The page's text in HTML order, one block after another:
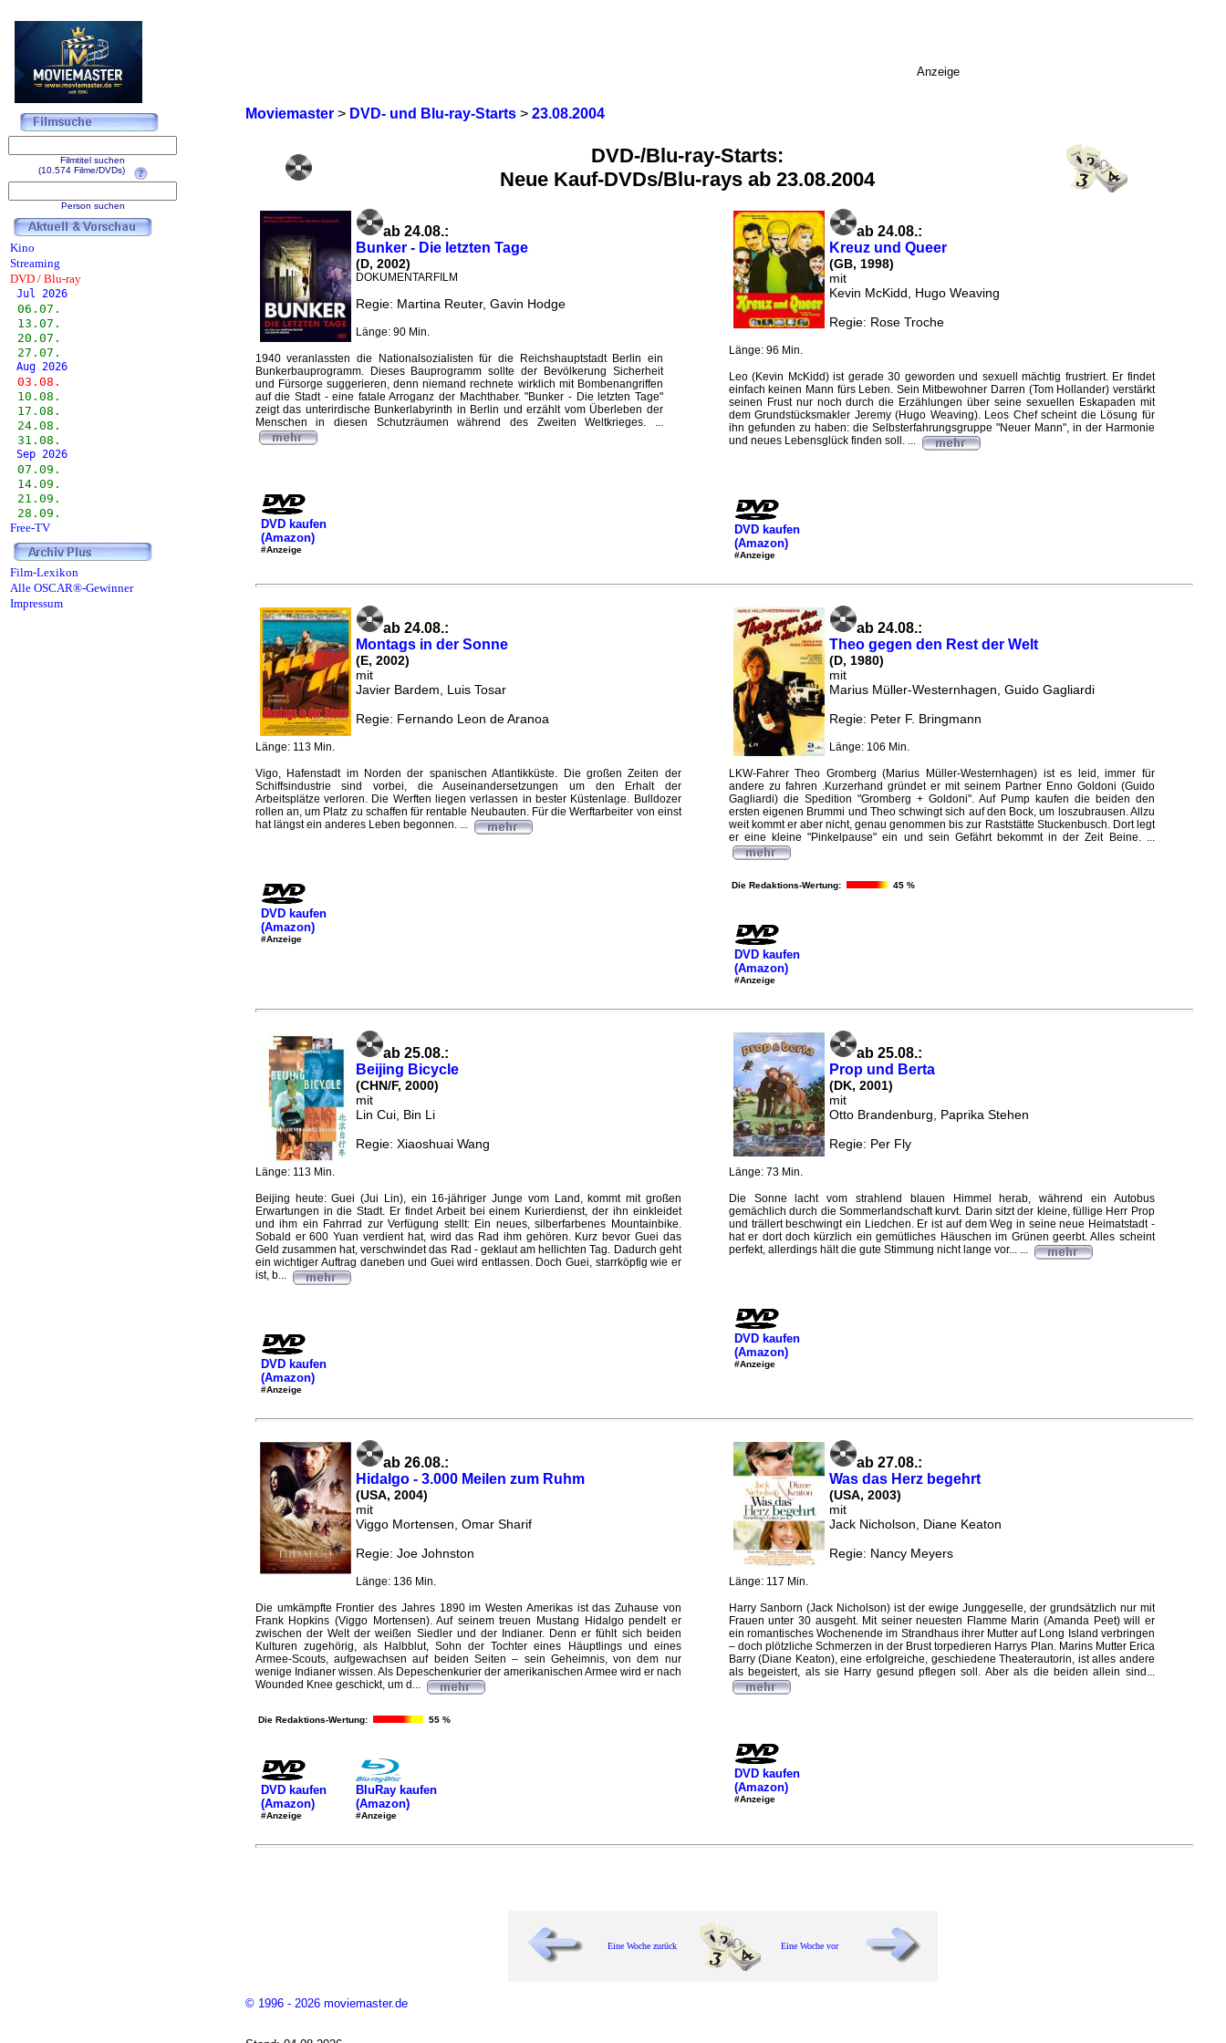
Moviemaster> DVD- und Blu-ray-Starts> 23.08.2004
DVD-/Blu-ray-Starts:
Neue Kauf-DVDs/Blu-rays ab 23.08.2004
ab 24.08.:
Bunker - Die letzten Tage
(D, 2002)
DOKUMENTARFILM
Regie: Martina Reuter, Gavin Hodge
Länge: 90 Min.
1940 veranlassten die Nationalsozialisten für die Reichshauptstadt Berlin ein
Bunkerbauprogramm. Dieses Bauprogramm sollte der Bevölkerung Sicherheit
und Fürsorge suggerieren, denn niemand rechnete wirklich mit Bombenangriffen
auf die Stadt - eine fatale Arroganz der Machthaber. "Bunker - Die letzten Tage"
zeigt das unterirdische Bunkerlabyrinth in Berlin und erzählt vom Überleben der
Menschen in diesen Schutzräumen während des Zweiten Weltkrieges. ...
DVD kaufen
(Amazon)
#Anzeige
ab 24.08.:
Kreuz und Queer
(GB, 1998)
mit
Kevin McKidd, Hugo Weaving
Regie: Rose Troche
Länge: 96 Min.
Leo (Kevin McKidd) ist gerade 30 geworden und sexuell mächtig frustriert. Er findet
einfach keinen Mann fürs Leben. Sein Mitbewohner Darren (Tom Hollander) verstärkt
seinen Frust nur noch durch die Erzählungen über seine sexuellen Eskapaden mit
dem Grundstücksmakler Jeremy (Hugo Weaving). Leos Chef scheint die Lösung für
ihn gefunden zu haben: die Selbsterfahrungsgruppe "Neuer Mann", in der Harmonie
und neues Lebensglück finden soll. ...
DVD kaufen
(Amazon)
#Anzeige
ab 24.08.:
Montags in der Sonne
(E, 2002)
mit
Javier Bardem, Luis Tosar
Regie: Fernando Leon de Aranoa
Länge: 113 Min.
Vigo, Hafenstadt im Norden der spanischen Atlantikküste. Die großen Zeiten der
Schiffsindustrie sind vorbei, die Auseinandersetzungen um den Erhalt der
Arbeitsplätze verloren. Die Werften liegen verlassen in bester Küstenlage. Bulldozer
rollen an, um Platz zu schaffen für rentable Neubauten. Für die Werftarbeiter von einst
hat längst ein anderes Leben begonnen. ...
DVD kaufen
(Amazon)
#Anzeige
ab 24.08.:
Theo gegen den Rest der Welt
(D, 1980)
mit
Marius Müller-Westernhagen, Guido Gagliardi
Regie: Peter F. Bringmann
Länge: 106 Min.
LKW-Fahrer Theo Gromberg (Marius Müller-Westernhagen) ist es leid, immer für
andere zu fahren .Kurzerhand gründet er mit seinem Partner Enno Goldoni (Guido
Gagliardi) die Spedition "Gromberg + Goldoni". Auf Pump kaufen die beiden den
ersten eigenen Brummi und Theo schwingt sich auf den Bock, um loszubrausen. Allzu
weit kommt er aber nicht, genau genommen bis zur Raststätte Stuckenbusch. Dort legt
er eine kleine "Pinkelpause" ein und sein Gefährt bekommt in der Zeit Beine. ...
Die Redaktions-Wertung: 45 %
DVD kaufen
(Amazon)
#Anzeige
ab 25.08.:
Beijing Bicycle
(CHN/F, 2000)
mit
Lin Cui, Bin Li
Regie: Xiaoshuai Wang
Länge: 113 Min.
Beijing heute: Guei (Jui Lin), ein 16-jähriger Junge vom Land, kommt mit großen
Erwartungen in die Stadt. Er findet Arbeit bei einem Kurierdienst, der ihn einkleidet
und ihm ein Fahrrad zur Verfügung stellt: Ein neues, silberfarbenes Mountainbike.
Sobald er 600 Yuan verdient hat, wird das Rad ihm gehören. Kurz bevor Guei das
Geld zusammen hat, verschwindet das Rad - geklaut am hellichten Tag. Dadurch geht
ein wichtiger Auftrag daneben und Guei wird entlassen. Doch Guei, starrköpfig wie er
ist, b...
DVD kaufen
(Amazon)
#Anzeige
ab 25.08.:
Prop und Berta
(DK, 2001)
mit
Otto Brandenburg, Paprika Stehen
Regie: Per Fly
Länge: 73 Min.
Die Sonne lacht vom strahlend blauen Himmel herab, während ein Autobus
gemächlich durch die Sommerlandschaft kurvt. Darin sitzt der kleine, füllige Herr Prop
und trällert beschwingt ein Liedchen. Er ist auf dem Weg in seine neue Heimatstadt -
hat er dort doch kürzlich ein gemütliches Häuschen im Grünen geerbt. Alles scheint
perfekt, allerdings hält die gute Stimmung nicht lange vor... ...
DVD kaufen
(Amazon)
#Anzeige
ab 26.08.:
Hidalgo - 3.000 Meilen zum Ruhm
(USA, 2004)
mit
Viggo Mortensen, Omar Sharif
Regie: Joe Johnston
Länge: 136 Min.
Die umkämpfte Frontier des Jahres 1890 im Westen Amerikas ist das Zuhause von
Frank Hopkins (Viggo Mortensen). Auf seinem treuen Mustang Hidalgo pendelt er
zwischen der Welt der weißen Siedler und der Indianer. Denn er fühlt sich beiden
Kulturen zugehörig, als Halbblut, Sohn der Tochter eines Häuptlings und eines
Armee-Scouts, aufgewachsen auf beiden Seiten – sein Geheimnis, von dem nur
wenige Indianer wissen. Als Depeschenkurier der amerikanischen Armee wird er nach
Wounded Knee geschickt, um d...
Die Redaktions-Wertung: 55 %
DVD kaufen
(Amazon)
#Anzeige
BluRay kaufen
(Amazon)
#Anzeige
ab 27.08.:
Was das Herz begehrt
(USA, 2003)
mit
Jack Nicholson, Diane Keaton
Regie: Nancy Meyers
Länge: 117 Min.
Harry Sanborn (Jack Nicholson) ist der ewige Junggeselle, der grundsätzlich nur mit
Frauen unter 30 ausgeht. Mit seiner neuesten Flamme Marin (Amanda Peet) will er
ein romantisches Wochenende im Strandhaus ihrer Mutter auf Long Island verbringen
– doch plötzliche Schmerzen in der Brust torpedieren Harrys Plan. Marins Mutter Erica
Barry (Diane Keaton), eine erfolgreiche, geschiedene Theaterautorin, ist alles andere
als begeistert, als sie Harry gesund pflegen soll. Aber als die beiden allein sind...
DVD kaufen
(Amazon)
#Anzeige
Eine Woche zurück Eine Woche vor
© 1996 - 2026 moviemaster.de
Anzeige
Filmtitel suchen
(10.574 Filme/DVDs)
Person suchen
Kino
Streaming
DVD / Blu-ray
Jul 2026
06.07.
13.07.
20.07.
27.07.
Aug 2026
03.08.
10.08.
17.08.
24.08.
31.08.
Sep 2026
07.09.
14.09.
21.09.
28.09.
Free-TV
Film-Lexikon
Alle OSCAR®-Gewinner
Impressum